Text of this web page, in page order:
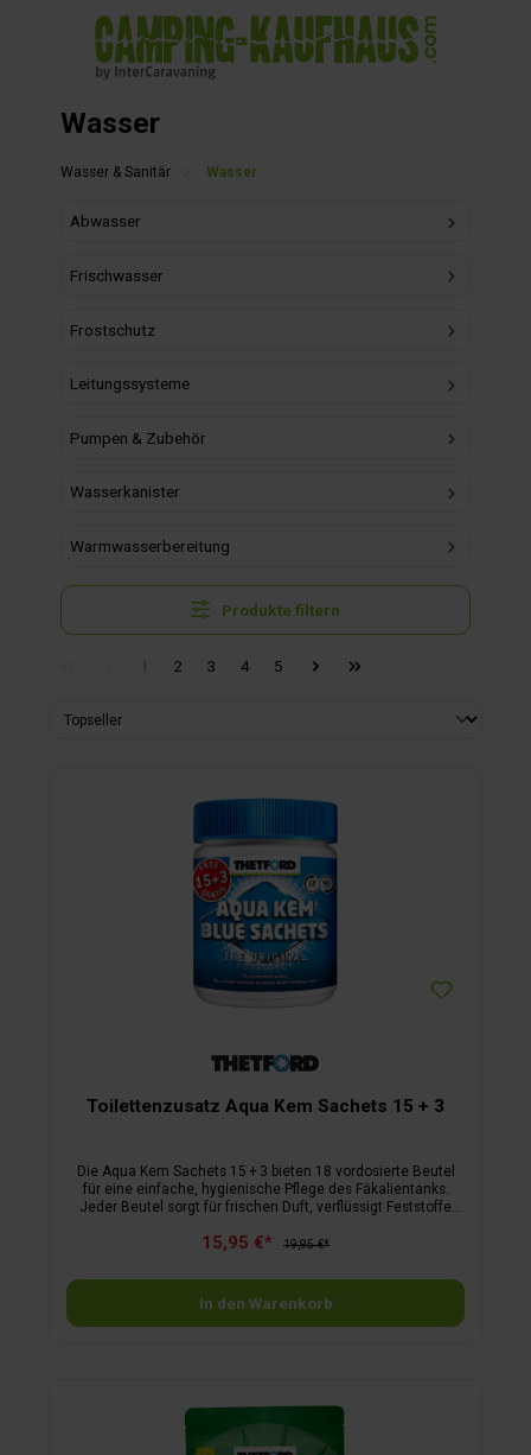
springen
Wasser
Wasser & Sanitär Wasser
Abwasser
Frischwasser
Frostschutz
Leitungssysteme
Pumpen & Zubehör
Wasserkanister
Warmwasserbereitung
Produkte filtern
1 2 3 4 5
Toilettenzusatz Aqua Kem Sachets 15 + 3
Die Aqua Kem Sachets 15 + 3 bieten 18 vordosierte Beutel
für eine einfache, hygienische Pflege des Fäkalientanks.
Jeder Beutel sorgt für frischen Duft, verflüssigt Feststoffe
ermöglichen zusätzliche Anwendungen. Aktionspack mit 3
unangenehme Gerüche zuverlässig verflüssigt Feststoffe für
leichtere Entleerung reduziert Gasbildung im Tank
Schmierung beweglicher Toilettenteile verlängert die
Lebensdauer des Fäkalientanks wirkt 4 bis 5 Tage
15,95 €* 19,95 €*
In den Warenkorb